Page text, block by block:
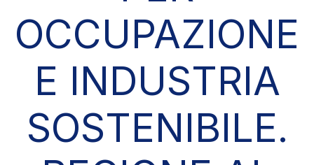
OCCUPAZIONE
E INDUSTRIA
SOSTENIBILE.